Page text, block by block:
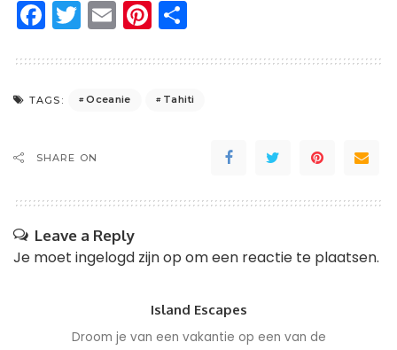
Facebook
Twitter
EmailPinterest
TAGS: Oceanie Tahiti
SHARE ON
Leave a Reply
Je moet ingelogd zijn op om een reactie te plaatsen.
Island Escapes
Droom je van een vakantie op een van de